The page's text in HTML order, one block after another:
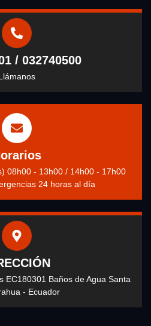
/ 032740500
08h00 - 13h00 / 14h00 - 17h00
24 horas al día
EC180301 Baños de Agua Santa
- Ecuador